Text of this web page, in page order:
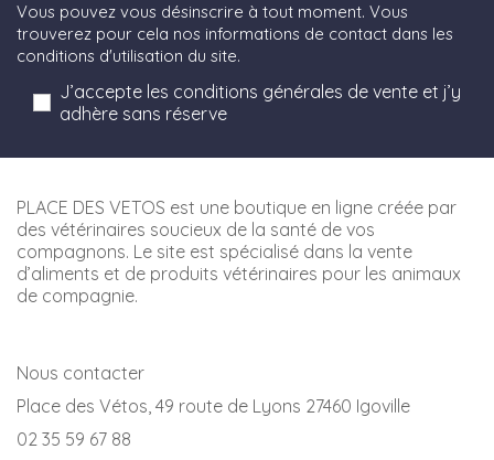
Vous pouvez vous désinscrire à tout moment. Vous
trouverez pour cela nos informations de contact dans les
conditions d'utilisation du site.
J’accepte les conditions générales de vente et j’y
adhère sans réserve
PLACE DES VETOS est une boutique en ligne créée par
des vétérinaires soucieux de la santé de vos
compagnons. Le site est spécialisé dans la vente
d’aliments et de produits vétérinaires pour les animaux
de compagnie.
Nous contacter
Place des Vétos, 49 route de Lyons 27460 Igoville
02 35 59 67 88